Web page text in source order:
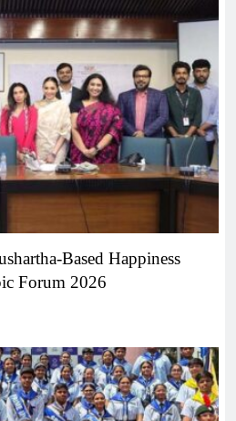
Based Happiness
Forum 2026